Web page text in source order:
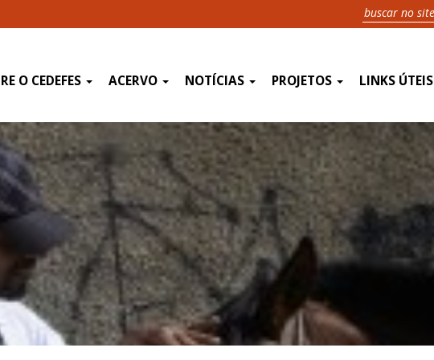
O CEDEFES ACERVO NOTÍCIAS PROJETOS LINKS ÚTEIS